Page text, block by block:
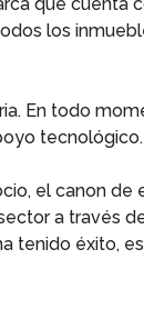
los
En todo
tecnológico.
el canon de
a través
tenido éxito,